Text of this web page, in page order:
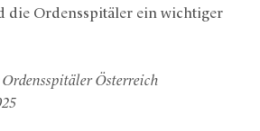
die Ordensspitäler ein wichtiger
Ordensspitäler Österreich